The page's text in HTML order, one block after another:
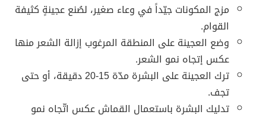
مزج المكونات جيّداً في وعاء صغير، لصُنع عجينةٍ كثيفة
القوام.
وضع العجينة على المنطقة المرغوب إزالة الشعر منها
عكس إتجاه نمو الشعر.
ترك العجينة على البشرة مدّة 15-20 دقيقة، أو حتى
تجف.
تدليك البشرة باستعمال القماش عكس اتّجاه نمو